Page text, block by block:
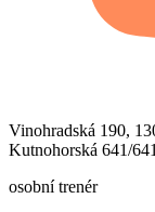
Vinohradská 190,
Kutnohorská 641/
osobní trenér